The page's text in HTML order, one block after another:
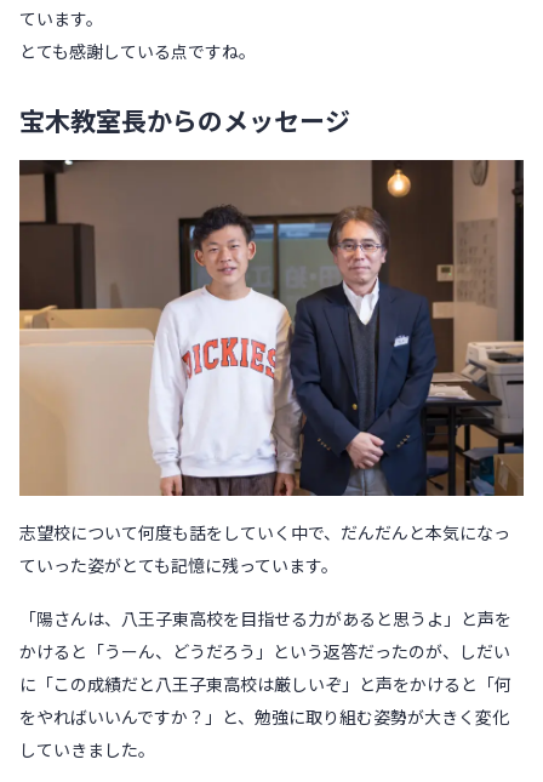
ています。
とても感謝している点ですね。
宝木教室長からのメッセージ
志望校について何度も話をしていく中で、だんだんと本気になっ
ていった姿がとても記憶に残っています。
「陽さんは、八王子東高校を目指せる力があると思うよ」と声を
かけると「うーん、どうだろう」という返答だったのが、しだい
に「この成績だと八王子東高校は厳しいぞ」と声をかけると「何
をやればいいんですか？」と、勉強に取り組む姿勢が大きく変化
していきました。